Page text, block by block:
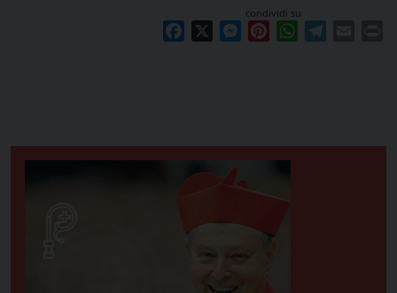
condividi su
Facebook Messenger
PinterestWhatsApp